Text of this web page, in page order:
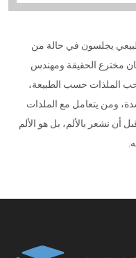
يجلسون في حالة من
مخترع الحقيقة ومهندس
الملذات حسب الطبيعة،
ومن يتعامل مع الملذات
نشعر بالألم، بل هو الألم